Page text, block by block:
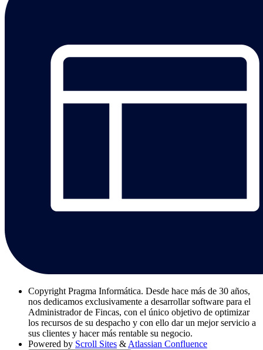
Copyright Pragma Informática. Desde hace más de 30 años,
nos dedicamos exclusivamente a desarrollar software para el
Administrador de Fincas, con el único objetivo de optimizar
los recursos de su despacho y con ello dar un mejor servicio a
sus clientes y hacer más rentable su negocio.
Powered by Scroll Sites & Atlassian Confluence